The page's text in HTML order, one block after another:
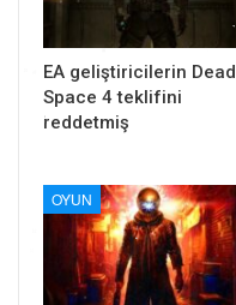
EA geliştiricilerin Dead
Space 4 teklifini
reddetmiş
OYUN